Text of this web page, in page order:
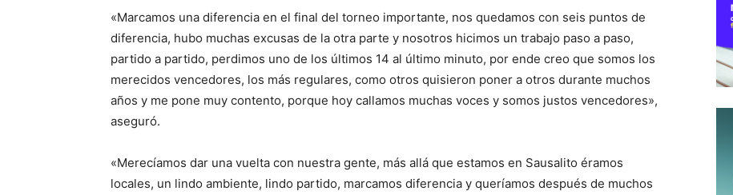
«Marcamos una diferencia en el final del torneo importante, nos quedamos con seis puntos de
diferencia, hubo muchas excusas de la otra parte y nosotros hicimos un trabajo paso a paso,
partido a partido, perdimos uno de los últimos 14 al último minuto, por ende creo que somos los
merecidos vencedores, los más regulares, como otros quisieron poner a otros durante muchos
años y me pone muy contento, porque hoy callamos muchas voces y somos justos vencedores»,
aseguró.
«Merecíamos dar una vuelta con nuestra gente, más allá que estamos en Sausalito éramos
locales, un lindo ambiente, lindo partido, marcamos diferencia y queríamos después de muchos